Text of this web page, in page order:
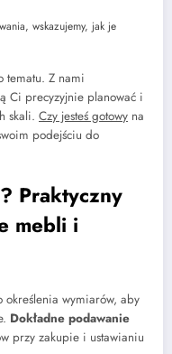
wskazujemy, jak je
tematu. Z nami
Ci precyzyjnie planować i
skali. Czy jesteś gotowy na
podejściu do
Praktyczny
mebli i
określenia wymiarów, aby
Dokładne podawanie
przy zakupie i ustawianiu